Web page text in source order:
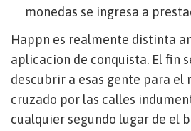
monedas se ingresa a
Happn es realmente distinta
aplicacion de conquista. El fin
descubrir a esas gente para el
cruzado por las calles
cualquier segundo lugar de el